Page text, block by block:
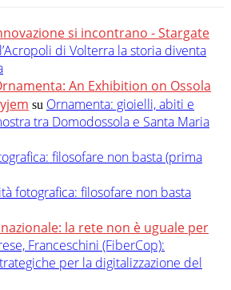
si incontrano - Stargate
di Volterra la storia diventa
An Exhibition on Ossola
su Ornamenta: gioielli, abiti e
tra Domodossola e Santa Maria
filosofare non basta (prima
fotografica: filosofare non basta
la rete non è uguale per
Franceschini (FiberCop):
per la digitalizzazione del